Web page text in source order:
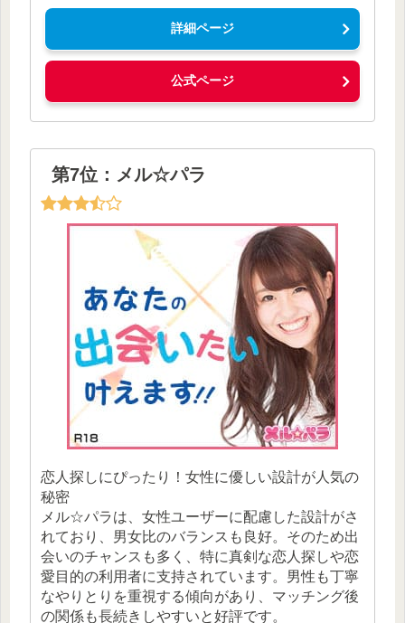
詳細ページ
公式ページ
第7位：メル☆パラ
恋人探しにぴったり！女性に優しい設計が人気の
秘密
メル☆パラは、女性ユーザーに配慮した設計がさ
れており、男女比のバランスも良好。そのため出
会いのチャンスも多く、特に真剣な恋人探しや恋
愛目的の利用者に支持されています。男性も丁寧
なやりとりを重視する傾向があり、マッチング後
の関係も長続きしやすいと好評です。